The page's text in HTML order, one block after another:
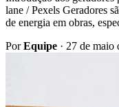
lane / Pexels Geradores
de energia em obras,
PorEquipe · 27 de maio